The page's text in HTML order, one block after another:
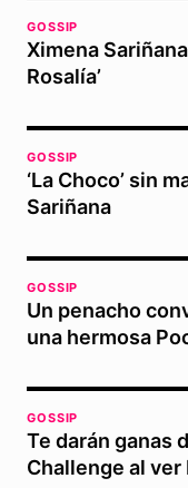
GOSSIP
Ximena
Rosalía’
GOSSIP
‘La Choco’ sin
Sariñana
GOSSIP
Un penacho
una hermosa
GOSSIP
Te darán ganas
Challenge al ver